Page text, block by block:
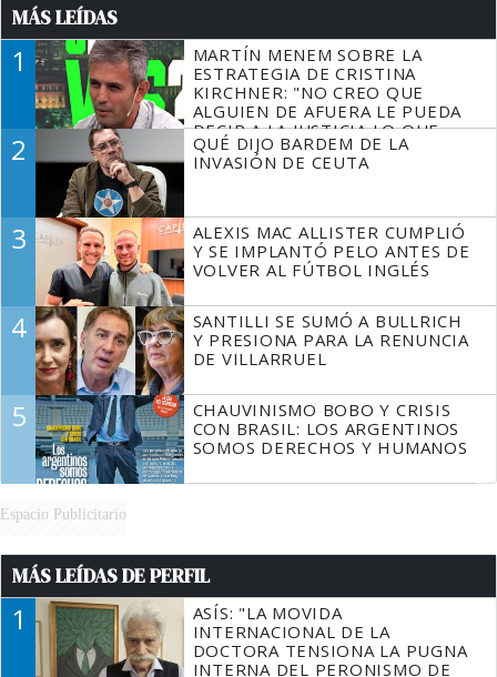
MÁS LEÍDAS
1
MARTÍN MENEM SOBRE LA
ESTRATEGIA DE CRISTINA
KIRCHNER: "NO CREO QUE
ALGUIEN DE AFUERA LE PUEDA
DECIR A LA JUSTICIA LO QUE
TIENE QUE HACER"
2
QUÉ DIJO BARDEM DE LA
INVASIÓN DE CEUTA
3
ALEXIS MAC ALLISTER CUMPLIÓ
Y SE IMPLANTÓ PELO ANTES DE
VOLVER AL FÚTBOL INGLÉS
4
SANTILLI SE SUMÓ A BULLRICH
Y PRESIONA PARA LA RENUNCIA
DE VILLARRUEL
5
CHAUVINISMO BOBO Y CRISIS
CON BRASIL: LOS ARGENTINOS
SOMOS DERECHOS Y HUMANOS
Espacio Publicitario
MÁS LEÍDAS DE PERFIL
1
ASÍS: "LA MOVIDA
INTERNACIONAL DE LA
DOCTORA TENSIONA LA PUGNA
INTERNA DEL PERONISMO DE